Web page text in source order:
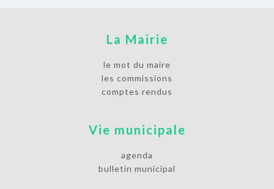
La Mairie
le mot du maire
les commissions
comptes rendus
Vie municipale
agenda
bulletin municipal